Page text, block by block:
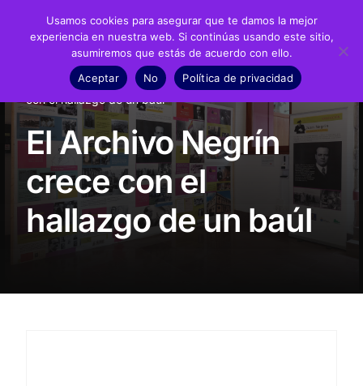
Presencia en prensa
El Archivo Negrín crece
con el hallazgo de un baúl
El Archivo Negrín
crece con el
hallazgo de un baúl
Usamos cookies para asegurar que te damos la mejor
experiencia en nuestra web. Si continúas usando este sitio,
asumiremos que estás de acuerdo con ello.
Aceptar
No Política de privacidad
Fundación
Recursos
Noticias
Material didáctico